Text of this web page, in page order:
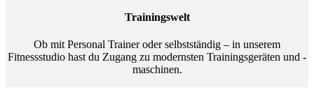
Trainingswelt
Ob mit Personal Trainer oder selbstständig – in unserem
Fitnessstudio hast du Zugang zu modernsten Trainingsgeräten und -
maschinen.